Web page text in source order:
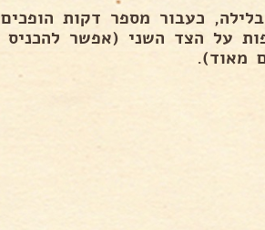
כעבור מספר דקות הופכים
על הצד השני (אפשר להכניס
מאוד).